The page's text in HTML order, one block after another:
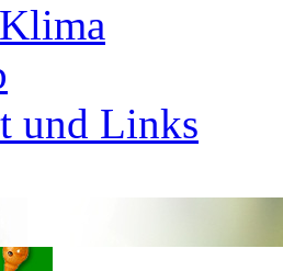
und Links